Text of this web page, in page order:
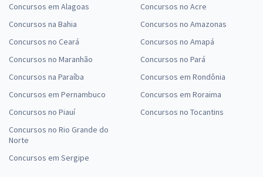
Concursos em Alagoas
Concursos na Bahia
Concursos no Ceará
Concursos no Maranhão
Concursos na Paraíba
Concursos em Pernambuco
Concursos no Piauí
Concursos no Rio Grande do
Norte
Concursos em Sergipe
Concursos no Acre
Concursos no Amazonas
Concursos no Amapá
Concursos no Pará
Concursos em Rondônia
Concursos em Roraima
Concursos no Tocantins